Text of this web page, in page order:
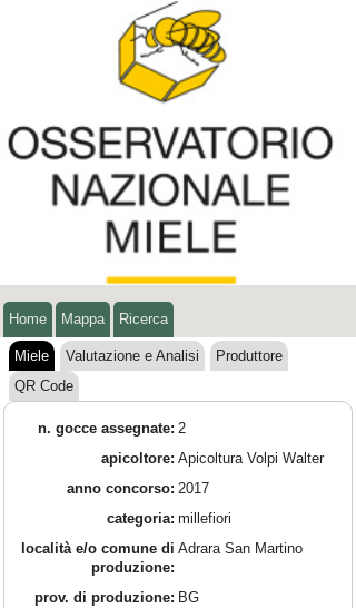
Home Mappa Ricerca
Miele Valutazione e Analisi
Produttore
QR Code
n. gocce assegnate: 2
apicoltore: Apicoltura Volpi Walter
anno concorso: 2017
categoria: millefiori
località e/o comune di
produzione:
Adrara San Martino
prov. di produzione: BG